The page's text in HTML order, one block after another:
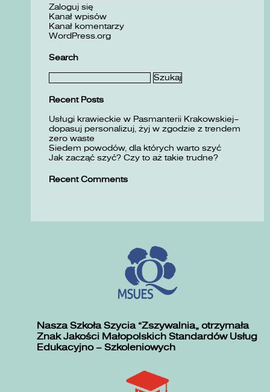
Zaloguj się
Kanał wpisów
Kanał komentarzy
WordPress.org
Search
Szukaj:
Recent Posts
Usługi krawieckie w Pasmanterii Krakowskiej–
dopasuj personalizuj, żyj w zgodzie z trendem
zero waste
Siedem powodów, dla których warto szyć
Jak zacząć szyć? Czy to aż takie trudne?
Recent Comments
Nasza Szkoła Szycia „Zszywalnia” otrzymała
Znak Jakości Małopolskich Standardów Usług
Edukacyjno – Szkoleniowych